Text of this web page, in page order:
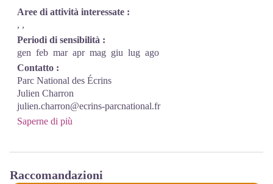
Aree di attività interessate :
, ,
Periodi di sensibilità :
gen feb mar apr mag giu lug ago
Contatto :
Parc National des Écrins
Julien Charron
julien.charron@ecrins-parcnational.fr
Saperne di più
Raccomandazioni